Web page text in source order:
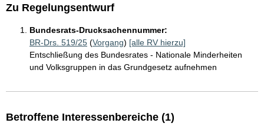
Zu Regelungsentwurf
Bundesrats-Drucksachennummer:
BR-Drs. 519/25 (Vorgang) [alle RV hierzu]
Entschließung des Bundesrates - Nationale Minderheiten
und Volksgruppen in das Grundgesetz aufnehmen
Betroffene Interessenbereiche (1)